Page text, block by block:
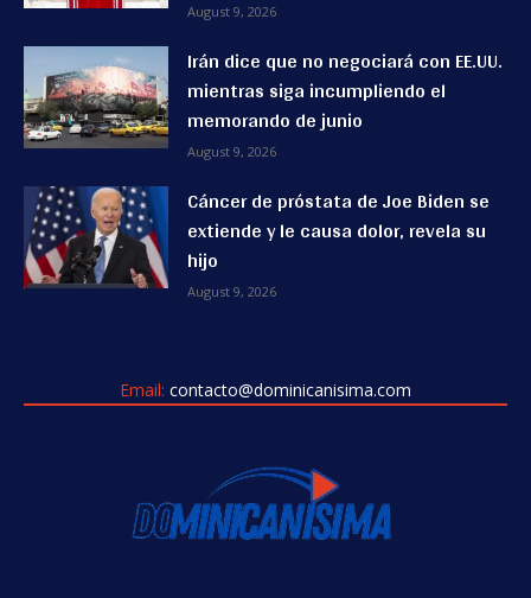
August 9, 2026
Irán dice que no negociará con EE.UU.
mientras siga incumpliendo el
memorando de junio
August 9, 2026
Cáncer de próstata de Joe Biden se
extiende y le causa dolor, revela su
hijo
August 9, 2026
Email: contacto@dominicanisima.com